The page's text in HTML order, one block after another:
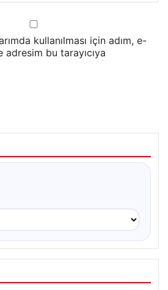
kullanılması için adım, e-
bu tarayıcıya